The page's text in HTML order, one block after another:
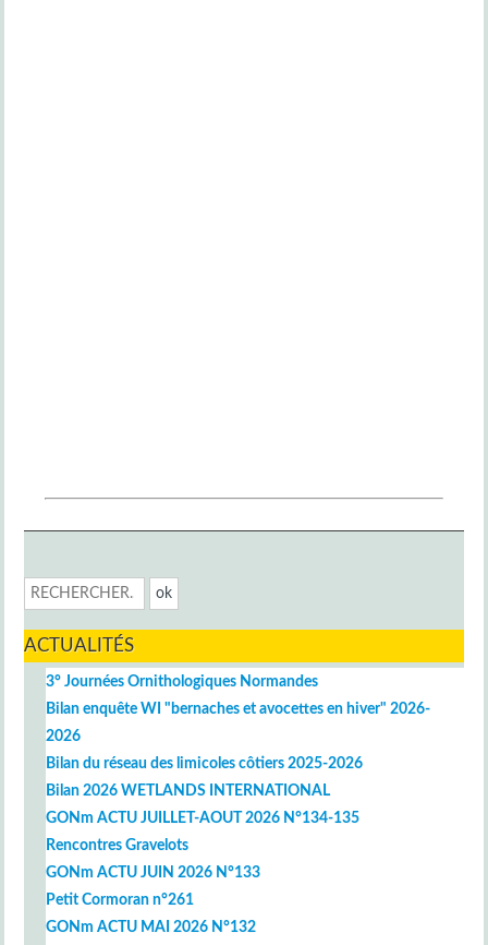
ACTUALITÉS
3° Journées Ornithologiques Normandes
Bilan enquête WI "bernaches et avocettes en hiver" 2026-
2026
Bilan du réseau des limicoles côtiers 2025-2026
Bilan 2026 WETLANDS INTERNATIONAL
GONm ACTU JUILLET-AOUT 2026 N°134-135
Rencontres Gravelots
GONm ACTU JUIN 2026 N°133
Petit Cormoran n°261
GONm ACTU MAI 2026 N°132